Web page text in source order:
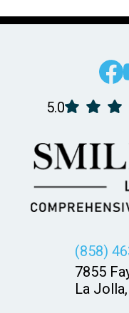
5.0
(858)
7855
La